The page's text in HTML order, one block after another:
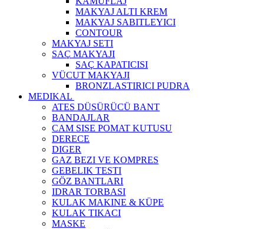
MAKYAJ ALTI KREM
MAKYAJ SABITLEYICI
CONTOUR
MAKYAJ SETI
SAÇ MAKYAJI
SAÇ KAPATICISI
VÜCUT MAKYAJI
BRONZLASTIRICI PUDRA
MEDIKAL
ATES DÜSÜRÜCÜ BANT
BANDAJLAR
CAM SISE POMAT KUTUSU
DERECE
DIGER
GAZ BEZI VE KOMPRES
GEBELIK TESTI
GÖZ BANTLARI
IDRAR TORBASI
KULAK MAKINE & KÜPE
KULAK TIKACI
MASKE